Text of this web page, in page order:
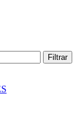
Filtrar